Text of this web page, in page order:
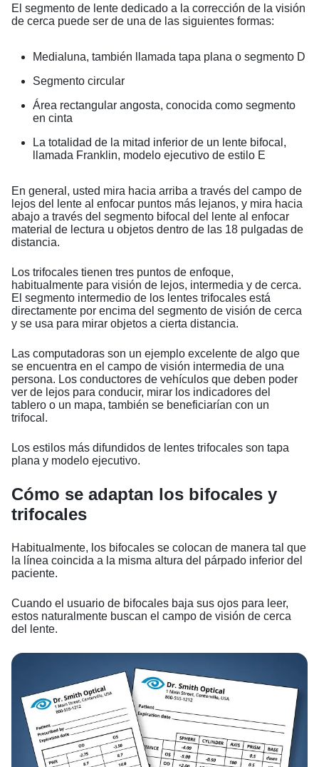
El segmento de lente dedicado a la corrección de la visión
de cerca puede ser de una de las siguientes formas:
Medialuna, también llamada tapa plana o segmento D
Segmento circular
Área rectangular angosta, conocida como segmento
en cinta
La totalidad de la mitad inferior de un lente bifocal,
llamada Franklin, modelo ejecutivo de estilo E
En general, usted mira hacia arriba a través del campo de
lejos del lente al enfocar puntos más lejanos, y mira hacia
abajo a través del segmento bifocal del lente al enfocar
material de lectura u objetos dentro de las 18 pulgadas de
distancia.
Los trifocales tienen tres puntos de enfoque,
habitualmente para visión de lejos, intermedia y de cerca.
El segmento intermedio de los lentes trifocales está
directamente por encima del segmento de visión de cerca
y se usa para mirar objetos a cierta distancia.
Las computadoras son un ejemplo excelente de algo que
se encuentra en el campo de visión intermedia de una
persona. Los conductores de vehículos que deben poder
ver de lejos para conducir, mirar los indicadores del
tablero o un mapa, también se beneficiarían con un
trifocal.
Los estilos más difundidos de lentes trifocales son tapa
plana y modelo ejecutivo.
Cómo se adaptan los bifocales y
trifocales
Habitualmente, los bifocales se colocan de manera tal que
la línea coincida a la misma altura del párpado inferior del
paciente.
Cuando el usuario de bifocales baja sus ojos para leer,
estos naturalmente buscan el campo de visión de cerca
del lente.